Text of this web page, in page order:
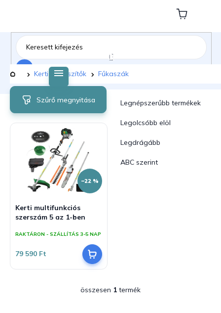
tartalomhoz
Kosár
Kezdőlap
Kerti kiegészítők Fűkaszák
m
Legnépszerűbb termékek
Legolcsóbb elöl
Legdrágább
ABC szerint
Szűrő megnyitása
T
r
m
–22 %
Kerti multifunkciós
szerszám 5 az 1-ben
RAKTÁRON - SZÁLLÍTÁS 3-5 NAP
79 590 Ft
L
összesen 1 termék